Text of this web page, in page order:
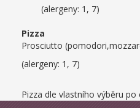
(alergeny: 1, 7)
Pizza
Prosciutto
(alergeny: 1, 7)
Pizza dle vlastního výběru